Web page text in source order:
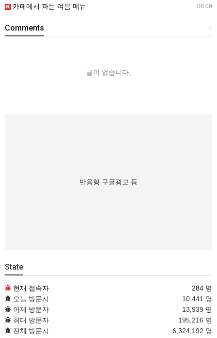
08.09
카페에서 파는 여름 메뉴
+
Comments
글이 없습니다.
반응형 구글광고 등
State
현재 접속자
284 명
오늘 방문자
10,441 명
어제 방문자
13,939 명
최대 방문자
195,216 명
전체 방문자
6,324,192 명